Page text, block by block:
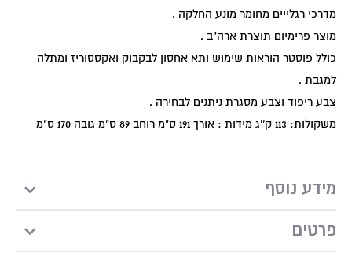
מדרכי רגלייים מחומר מונע החלקה .
מוצר פרימיום תוצרת ארה"ב .
כולל פוסטר הוראות שימוש ותא אחסון לבקבוק ואקססוריז ומתלה
למגבת .
צבע ריפוד וצבע מסגרת ניתנים לבחירה .
משקולות: 113 ק''ג מידות : אורך 191 ס"מ רוחב 89 ס"מ גובה 170 ס"מ
מידע נוסף
פרטים